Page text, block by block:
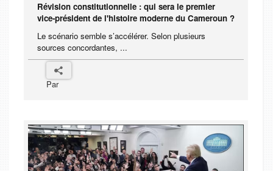
Révision constitutionnelle : qui sera le premier
vice-président de l'histoire moderne du Cameroun ?
Le scénario semble s’accélérer. Selon plusieurs
sources concordantes, ...
Par